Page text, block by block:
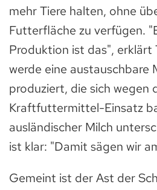
mehr Tiere halten, ohne
Futterfläche zu verfügen.
Produktion ist das", erklärt
werde eine austauschbare
produziert, die sich wegen
Kraftfuttermittel-Einsatz
ausländischer Milch
ist klar: "Damit sägen wir
Gemeint ist der Ast der